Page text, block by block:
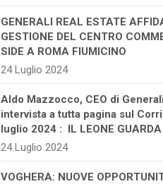
GENERALI REAL ESTATE
GESTIONE DEL CENTRO
SIDE A ROMA FIUMICINO
24 Luglio 2024
Aldo Mazzocco, CEO di
intervista a tutta pagina sul
luglio 2024 : IL LEONE GUARDA
24 Luglio 2024
VOGHERA: NUOVE